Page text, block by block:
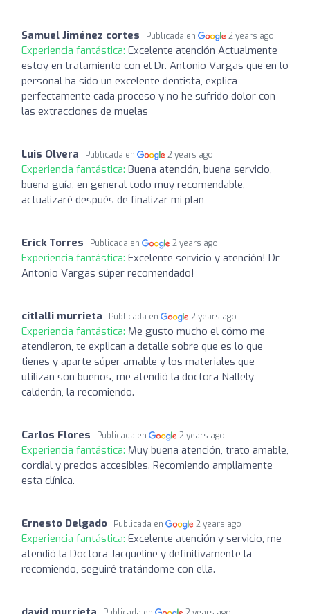
Samuel Jiménez cortes Publicada en 2 years ago
Experiencia fantástica: Excelente atención Actualmente
estoy en tratamiento con el Dr. Antonio Vargas que en lo
personal ha sido un excelente dentista, explica
perfectamente cada proceso y no he sufrido dolor con
las extracciones de muelas
Luis Olvera Publicada en 2 years ago
Experiencia fantástica: Buena atención, buena servicio,
buena guía, en general todo muy recomendable,
actualizaré después de finalizar mi plan
Erick Torres Publicada en 2 years ago
Experiencia fantástica: Excelente servicio y atención! Dr
Antonio Vargas súper recomendado!
citlalli murrieta Publicada en 2 years ago
Experiencia fantástica: Me gusto mucho el cómo me
atendieron, te explican a detalle sobre que es lo que
tienes y aparte súper amable y los materiales que
utilizan son buenos, me atendió la doctora Nallely
calderón, la recomiendo.
Carlos Flores Publicada en 2 years ago
Experiencia fantástica: Muy buena atención, trato amable,
cordial y precios accesibles. Recomiendo ampliamente
esta clínica.
Ernesto Delgado Publicada en 2 years ago
Experiencia fantástica: Excelente atención y servicio, me
atendió la Doctora Jacqueline y definitivamente la
recomiendo, seguiré tratándome con ella.